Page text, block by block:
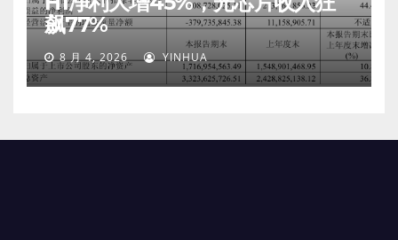
飙77%
8 月 4, 2026 YINHUA